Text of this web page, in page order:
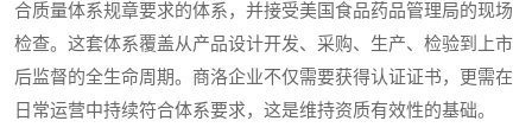
合质量体系规章要求的体系，并接受美国食品药品管理局的现场
检查。这套体系覆盖从产品设计开发、采购、生产、检验到上市
后监督的全生命周期。商洛企业不仅需要获得认证证书，更需在
日常运营中持续符合体系要求，这是维持资质有效性的基础。